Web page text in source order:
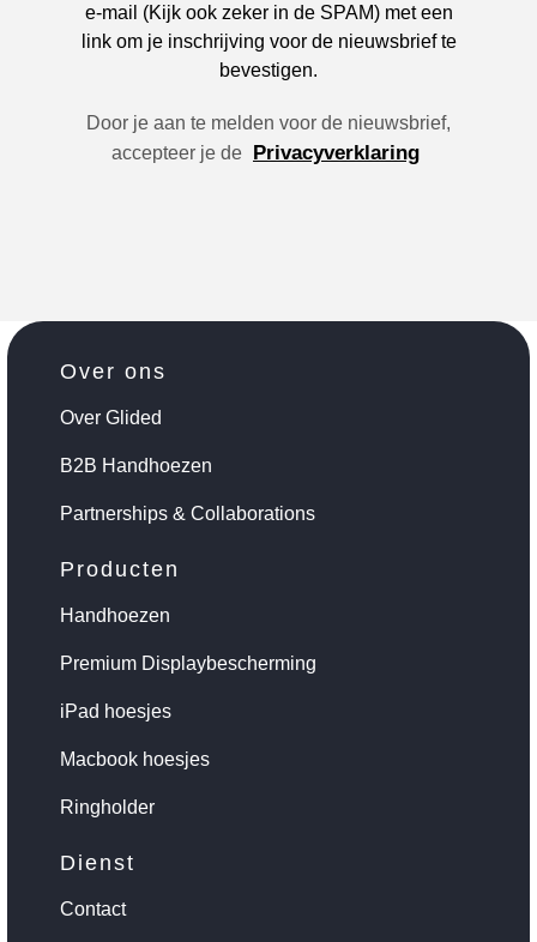
e-mail (Kijk ook zeker in de SPAM) met een
link om je inschrijving voor de nieuwsbrief te
bevestigen.
Door je aan te melden voor de nieuwsbrief,
accepteer je de Privacyverklaring
Over ons
Over Glided
B2B Handhoezen
Partnerships & Collaborations
Producten
Handhoezen
Premium Displaybescherming
iPad hoesjes
Macbook hoesjes
Ringholder
Dienst
Contact